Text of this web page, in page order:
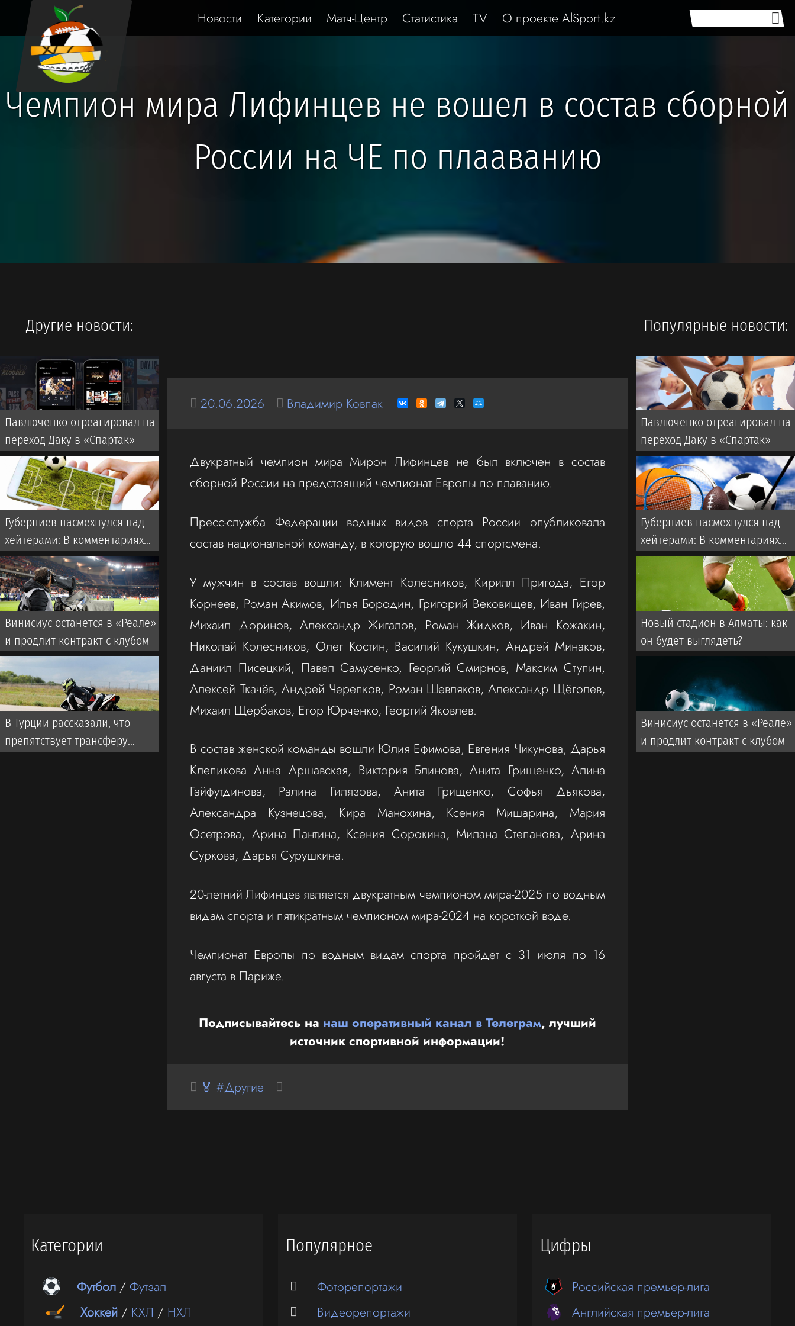
Новости Категории Матч-Центр Статистика TV О проекте AlSport.kz
Чемпион мира Лифинцев не вошел в состав сборной
России на ЧЕ по плааванию
20.06.2026 Владимир Ковпак
Двукратный чемпион мира Мирон Лифинцев не был включен в состав
сборной России на предстоящий чемпионат Европы по плаванию.
Пресс-служба Федерации водных видов спорта России опубликовала
состав национальной команду, в которую вошло 44 спортсмена.
У мужчин в состав вошли: Климент Колесников, Кирилл Пригода, Егор
Корнеев, Роман Акимов, Илья Бородин, Григорий Вековищев, Иван Гирев,
Михаил Доринов, Александр Жигалов, Роман Жидков, Иван Кожакин,
Николай Колесников, Олег Костин, Василий Кукушкин, Андрей Минаков,
Даниил Писецкий, Павел Самусенко, Георгий Смирнов, Максим Ступин,
Алексей Ткачёв, Андрей Черепков, Роман Шевляков, Александр Щёголев,
Михаил Щербаков, Егор Юрченко, Георгий Яковлев.
В состав женской команды вошли Юлия Ефимова, Евгения Чикунова, Дарья
Клепикова Анна Аршавская, Виктория Блинова, Анита Грищенко, Алина
Гайфутдинова, Ралина Гилязова, Анита Грищенко, Софья Дьякова,
Александра Кузнецова, Кира Манохина, Ксения Мишарина, Мария
Осетрова, Арина Пантина, Ксения Сорокина, Милана Степанова, Арина
Суркова, Дарья Сурушкина.
20-летний Лифинцев является двукратным чемпионом мира-2025 по водным
видам спорта и пятикратным чемпионом мира-2024 на короткой воде.
Чемпионат Европы по водным видам спорта пройдет с 31 июля по 16
августа в Париже.
Подписывайтесь на наш оперативный канал в Телеграм, лучший
источник спортивной информации!
🏅 #Другие
Другие новости:
Павлюченко отреагировал на
переход Даку в «Спартак»
Губерниев насмехнулся над
хейтерами: В комментариях
пишут «говно», а потом
очередь за автографами
Винисиус останется в «Реале»
и продлит контракт с клубом
В Турции рассказали, что
препятствует трансферу
Популярные новости:
Павлюченко отреагировал на
переход Даку в «Спартак»
Губерниев насмехнулся над
хейтерами: В комментариях
пишут «говно», а потом
очередь за автографами
Новый стадион в Алматы: как
он будет выглядеть?
Винисиус останется в «Реале»
и продлит контракт с клубом
Категории
Футбол /Футзал
Хоккей / КХЛ / НХЛ
Популярное
Фоторепортажи
Видеорепортажи
Цифры
Российская премьер-лига
Английская премьер-лига